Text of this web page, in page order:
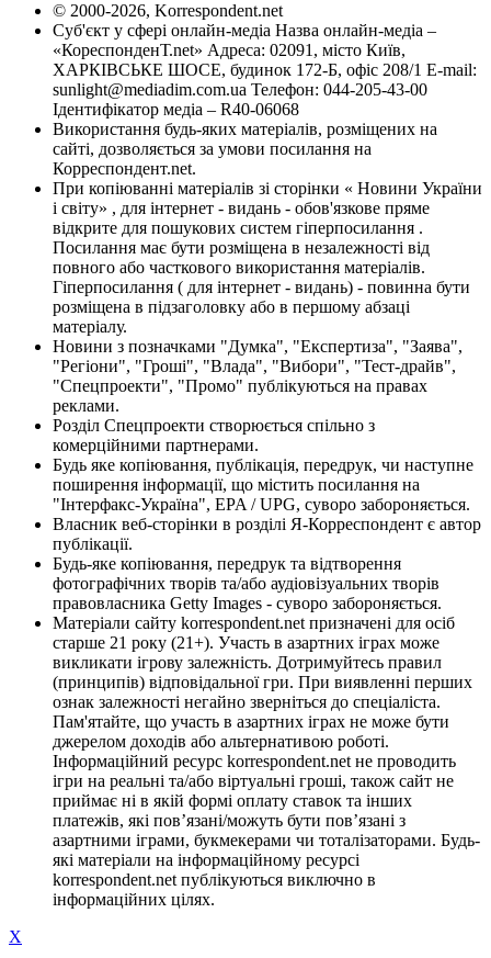
© 2000-2026, Korrespondent.net
Суб'єкт у сфері онлайн-медіа Назва онлайн-медіа –
«КореспонденТ.net» Адреса: 02091, місто Київ,
ХАРКІВСЬКЕ ШОСЕ, будинок 172-Б, офіс 208/1 E-mail:
sunlight@mediadim.com.ua Телефон: 044-205-43-00
Ідентифікатор медіа – R40-06068
Використання будь-яких матеріалів, розміщених на
сайті, дозволяється за умови посилання на
Корреспондент.net.
При копіюванні матеріалів зі сторінки « Новини України
і світу» , для інтернет - видань - обов'язкове пряме
відкрите для пошукових систем гіперпосилання .
Посилання має бути розміщена в незалежності від
повного або часткового використання матеріалів.
Гіперпосилання ( для інтернет - видань) - повинна бути
розміщена в підзаголовку або в першому абзаці
матеріалу.
Новини з позначками "Думка", "Експертиза", "Заява",
"Регіони", "Гроші", "Влада", "Вибори", "Тест-драйв",
"Спецпроекти", "Промо" публікуються на правах
реклами.
Розділ Спецпроекти створюється спільно з
комерційними партнерами.
Будь яке копіювання, публікація, передрук, чи наступне
поширення інформації, що містить посилання на
"Інтерфакс-Україна", EPA / UPG, суворо забороняється.
Власник веб-сторінки в розділі Я-Корреспондент є автор
публікації.
Будь-яке копіювання, передрук та відтворення
фотографічних творів та/або аудіовізуальних творів
правовласника Getty Images - суворо забороняється.
Матеріали сайту korrespondent.net призначені для осіб
старше 21 року (21+). Участь в азартних іграх може
викликати ігрову залежність. Дотримуйтесь правил
(принципів) відповідальної гри. При виявленні перших
ознак залежності негайно зверніться до спеціаліста.
Пам'ятайте, що участь в азартних іграх не може бути
джерелом доходів або альтернативою роботі.
Інформаційний ресурс korrespondent.net не проводить
ігри на реальні та/або віртуальні гроші, також сайт не
приймає ні в якій формі оплату ставок та інших
платежів, які пов’язані/можуть бути пов’язані з
азартними іграми, букмекерами чи тоталізаторами. Будь-
які матеріали на інформаційному ресурсі
korrespondent.net публікуються виключно в
інформаційних цілях.
X